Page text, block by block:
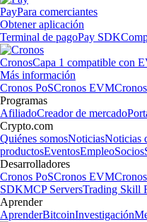
PayPara comerciantes
Obtener aplicación
Terminal de pagoPay SDK
CronosCapa 1 compatible con
Más información
Cronos PoSCronos EVM
Programas
AfiliadoCreador de mercado
Crypto.com
Quiénes somosNoticiasNoticias
productosEventosEmpleoSocios
Desarrolladores
Cronos PoSCronos EVM
SDKMCP ServersTrading Skill
Aprender
AprenderBitcoinInvestigación